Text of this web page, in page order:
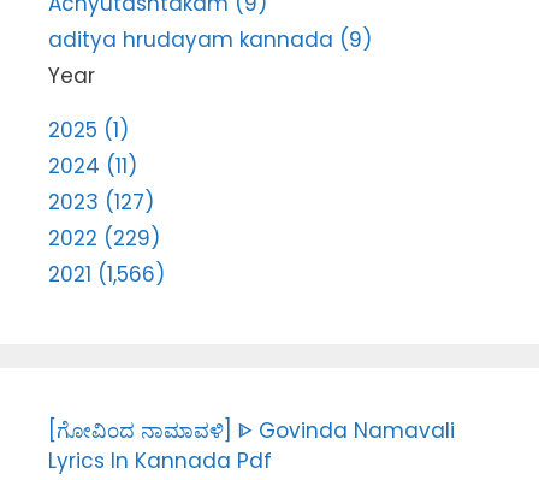
aditya hrudayam kannada (9)
Year
2025 (1)
2024 (11)
2023 (127)
2022 (229)
2021 (1,566)
[ಗೋವಿಂದ ನಾಮಾವಳಿ] ᐈ Govinda Namavali
Lyrics In Kannada Pdf